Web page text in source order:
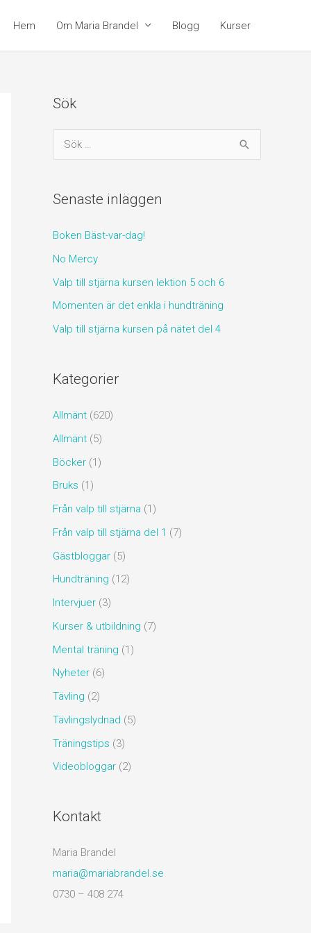
Hem Om Maria Brandel Blogg Kurser
Sök
ö
e
t
e
r
:
Senaste inläggen
Boken Bäst-var-dag!
No Mercy
Valp till stjärna kursen lektion 5 och 6
Momenten är det enkla i hundträning
Valp till stjärna kursen på nätet del 4
Kategorier
Allmänt (620)
Allmänt (5)
Böcker (1)
Bruks (1)
Från valp till stjärna (1)
Från valp till stjärna del 1 (7)
Gästbloggar (5)
Hundträning (12)
Intervjuer (3)
Kurser & utbildning (7)
Mental träning (1)
Nyheter (6)
Tävling (2)
Tävlingslydnad (5)
Träningstips (3)
Videobloggar (2)
Kontakt
Maria Brandel
maria@mariabrandel.se
0730 – 408 274